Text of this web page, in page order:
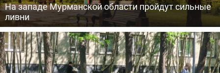
На западе Мурманской области пройдут сильные
ливни